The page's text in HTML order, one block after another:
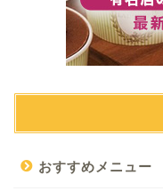
おすすめメニュー